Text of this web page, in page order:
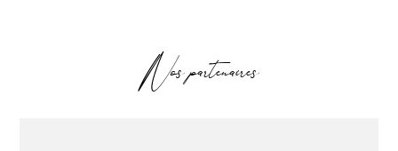
Nos partenaires